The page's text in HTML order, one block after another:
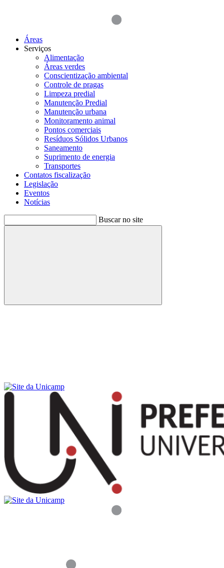
Áreas
Serviços
Alimentação
Áreas verdes
Conscientização ambiental
Controle de pragas
Limpeza predial
Manutenção Predial
Manutenção urbana
Monitoramento animal
Pontos comerciais
Resíduos Sólidos Urbanos
Saneamento
Suprimento de energia
Transportes
Contatos fiscalização
Legislação
Eventos
Notícias
Buscar no site
Buscar